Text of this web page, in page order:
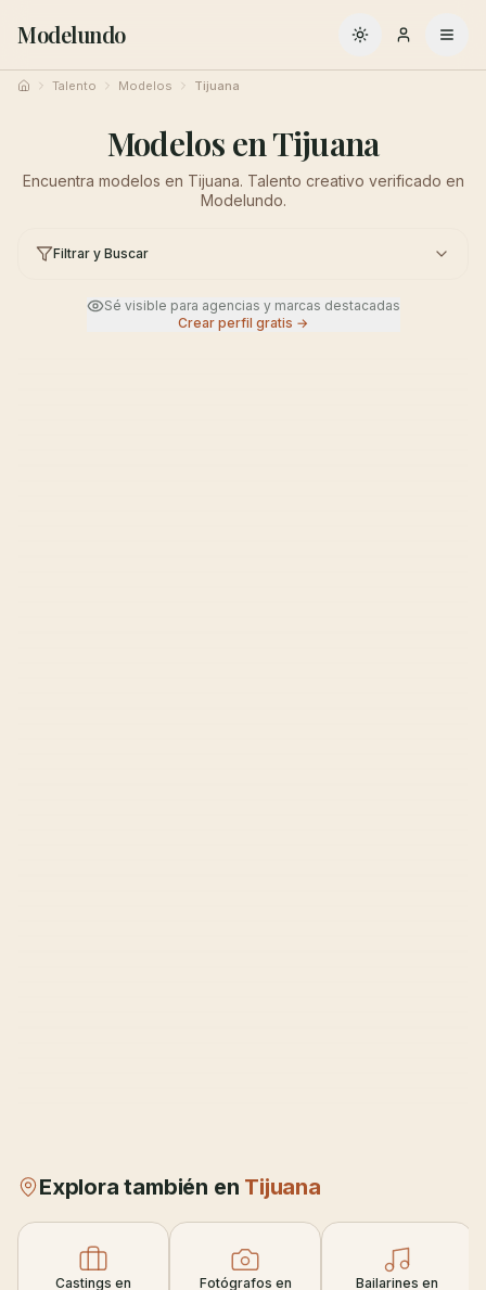
Modelundo Cambiar a oscuro
Inicio Talento Modelos Tijuana
Modelos en Tijuana
Encuentra modelos en Tijuana. Talento creativo verificado en
Modelundo.
Filtrar y Buscar
Sé visible para agencias y marcas destacadas
Crear perfil gratis →
Explora también en Tijuana
Castings en
Fotógrafos en
Bailarines en